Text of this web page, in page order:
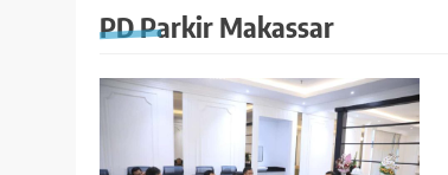
PD Parkir Makassar